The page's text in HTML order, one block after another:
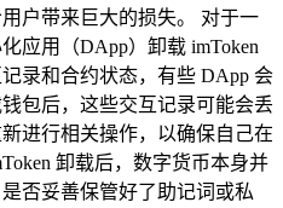
户带来巨大的损失。 对于一
应用（DApp）卸载 imToken
录和合约状态，有些 DApp 会
包后，这些交互记录可能会丢
进行相关操作，以确保自己在
卸载后，数字货币本身并
否妥善保管好了助记词或私